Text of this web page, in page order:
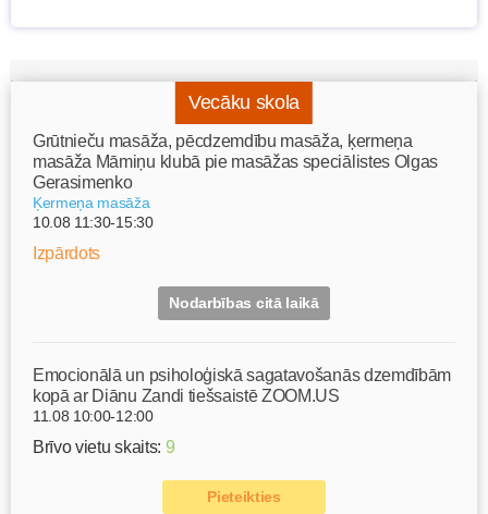
Vecāku skola
Grūtnieču masāža, pēcdzemdību masāža, ķermeņa
masāža Māmiņu klubā pie masāžas speciālistes Olgas
Gerasimenko
Ķermeņa masāža
10.08 11:30-15:30
Izpārdots
Nodarbības citā laikā
Emocionālā un psiholoģiskā sagatavošanās dzemdībām
kopā ar Diānu Zandi tiešsaistē ZOOM.US
11.08 10:00-12:00
Brīvo vietu skaits: 9
Pieteikties